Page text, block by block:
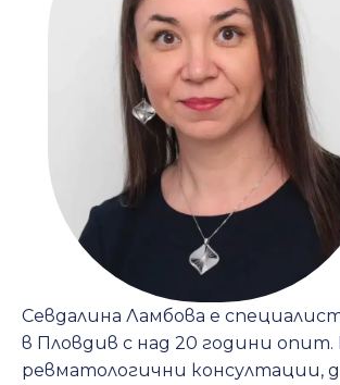
Севдалина Ламбова е
в Пловдив с над 20 години
ревматологични консултации,